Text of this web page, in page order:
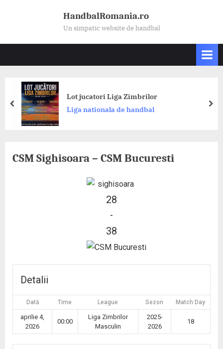
HandbalRomania.ro
Un simpatic website de handbal
Lot jucatori Liga Zimbrilor
Liga nationala de handbal
prev
CSM Sighisoara – CSM Bucuresti
28
-
38
Detalii
Dată Time League Sezon Match Day
aprilie 4,
2026
00:00
Liga Zimbrilor
Masculin
2025-
2026
18